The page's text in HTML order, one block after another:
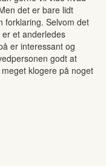
det er bare lidt
forklaring. Selvom det
et anderledes
er interessant og
godt at
klogere på noget